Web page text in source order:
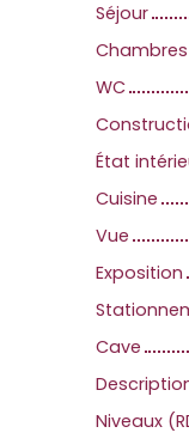
Séjour
Chambres
WC
État
Cuisine
Vue
Exposition
Cave
Niveaux